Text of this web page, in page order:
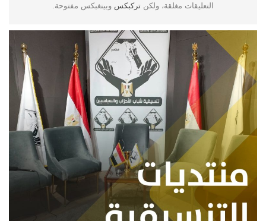
التعليقات مغلقة، ولكن تركبكس وبينغبكس مفتوحة.